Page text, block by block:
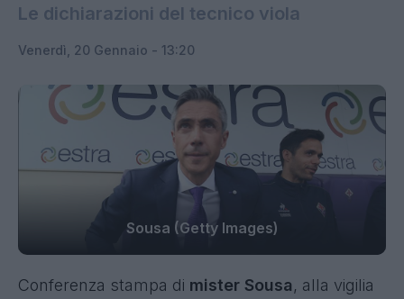
Le dichiarazioni del tecnico viola
Venerdì, 20 Gennaio - 13:20
Sousa (Getty Images)
Conferenza stampa di mister Sousa, alla vigilia